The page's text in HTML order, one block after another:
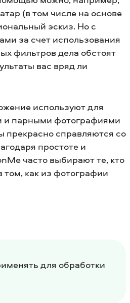
(в том числе на основе
эскиз. Но с
за счет использования
фильтров дела обстоят
вас вряд ли
используют для
и парными фотографиями
прекрасно справляются со
простоте и
часто выбирают те, кто
как из фотографии
для обработки